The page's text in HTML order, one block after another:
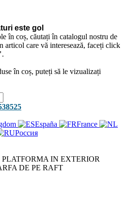
este gol
în coș, căutați în catalogul nostru de
articol care vă interesează, faceți click
.
în coș, puteți să le vizualizați
España
France
Россия
IN EXTERIOR
DE PE RAFT